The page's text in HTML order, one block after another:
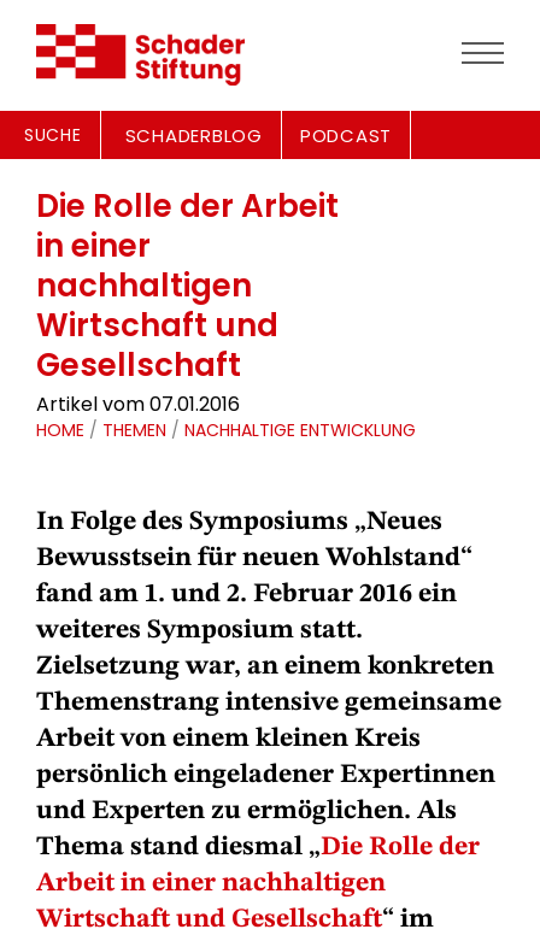
SUCHE SCHADERBLOG PODCAST
Die Rolle der Arbeit
in einer
nachhaltigen
Wirtschaft und
Gesellschaft
Artikel vom 07.01.2016
HOME / THEMEN / NACHHALTIGE ENTWICKLUNG
In Folge des Symposiums „Neues
Bewusstsein für neuen Wohlstand“
fand am 1. und 2. Februar 2016 ein
weiteres Symposium statt.
Zielsetzung war, an einem konkreten
Themenstrang intensive gemeinsame
Arbeit von einem kleinen Kreis
persönlich eingeladener Expertinnen
und Experten zu ermöglichen. Als
Thema stand diesmal „Die Rolle der
Arbeit in einer nachhaltigen
Wirtschaft und Gesellschaft“ im